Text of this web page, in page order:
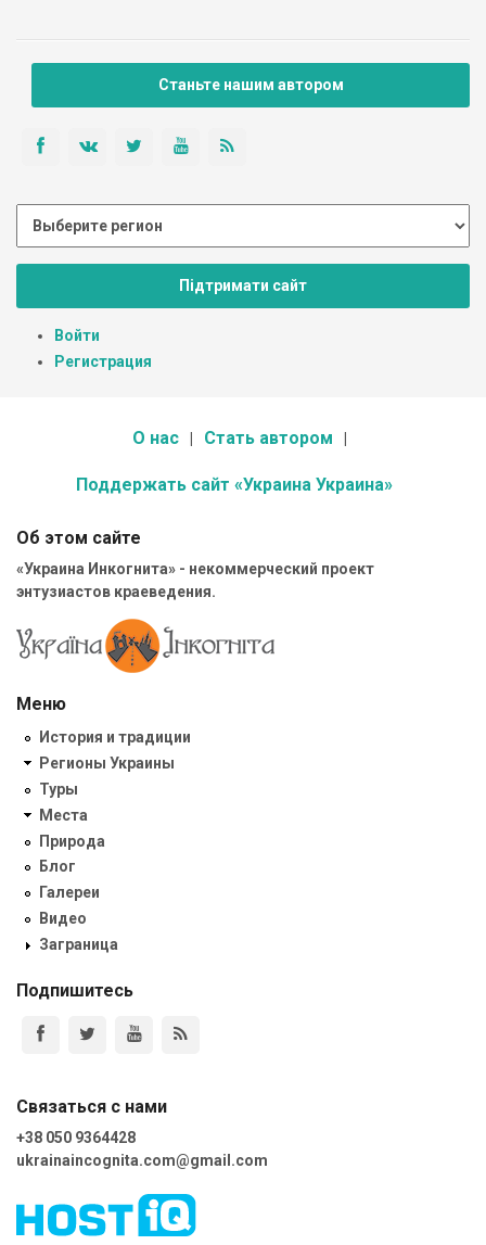
Станьте нашим автором
Підтримати сайт
Войти
Регистрация
О нас Стать автором
Поддержать сайт «Украина Украина»
Об этом сайте
«Украина Инкогнита» - некоммерческий проект
энтузиастов краеведения.
Меню
История и традиции
Регионы Украины
Туры
Места
Природа
Блог
Галереи
Видео
Заграница
Подпишитесь
Связаться с нами
+38 050 9364428
ukrainaincognita.com@gmail.com